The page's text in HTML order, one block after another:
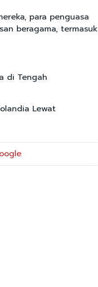
para penguasa
beragama, termasuk
di Tengah
Lewat